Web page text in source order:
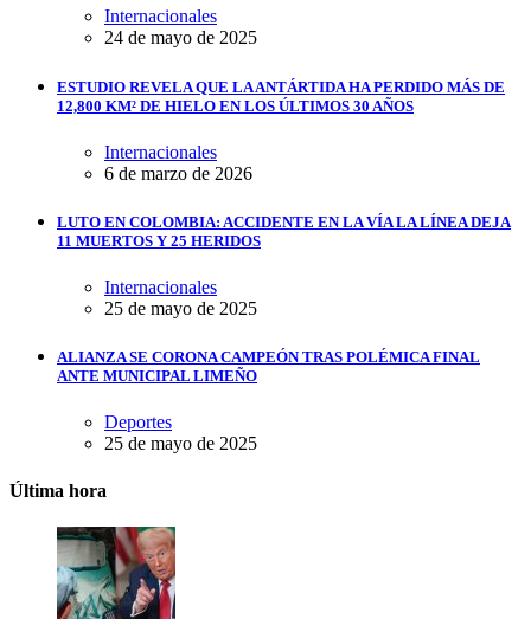
Internacionales
24 de mayo de 2025
ESTUDIO REVELA QUE LA ANTÁRTIDA HA PERDIDO MÁS DE
12,800 KM² DE HIELO EN LOS ÚLTIMOS 30 AÑOS
Internacionales
6 de marzo de 2026
LUTO EN COLOMBIA: ACCIDENTE EN LA VÍA LA LÍNEA DEJA
11 MUERTOS Y 25 HERIDOS
Internacionales
25 de mayo de 2025
ALIANZA SE CORONA CAMPEÓN TRAS POLÉMICA FINAL
ANTE MUNICIPAL LIMEÑO
Deportes
25 de mayo de 2025
Última hora